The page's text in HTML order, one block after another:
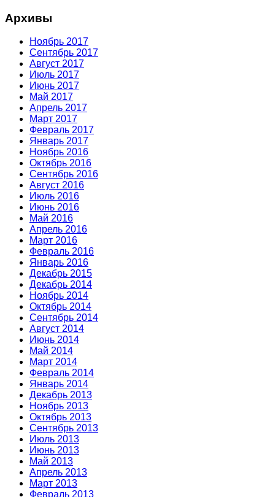
Архивы
Ноябрь 2017
Сентябрь 2017
Август 2017
Июль 2017
Июнь 2017
Май 2017
Апрель 2017
Март 2017
Февраль 2017
Январь 2017
Ноябрь 2016
Октябрь 2016
Сентябрь 2016
Август 2016
Июль 2016
Июнь 2016
Май 2016
Апрель 2016
Март 2016
Февраль 2016
Январь 2016
Декабрь 2015
Декабрь 2014
Ноябрь 2014
Октябрь 2014
Сентябрь 2014
Август 2014
Июнь 2014
Май 2014
Март 2014
Февраль 2014
Январь 2014
Декабрь 2013
Ноябрь 2013
Октябрь 2013
Сентябрь 2013
Июль 2013
Июнь 2013
Май 2013
Апрель 2013
Март 2013
Февраль 2013